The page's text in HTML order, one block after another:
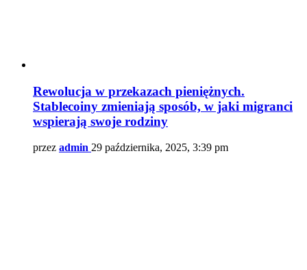
Rewolucja w przekazach pieniężnych.
Stablecoiny zmieniają sposób, w jaki migranci
wspierają swoje rodziny
przez admin 29 października, 2025, 3:39 pm